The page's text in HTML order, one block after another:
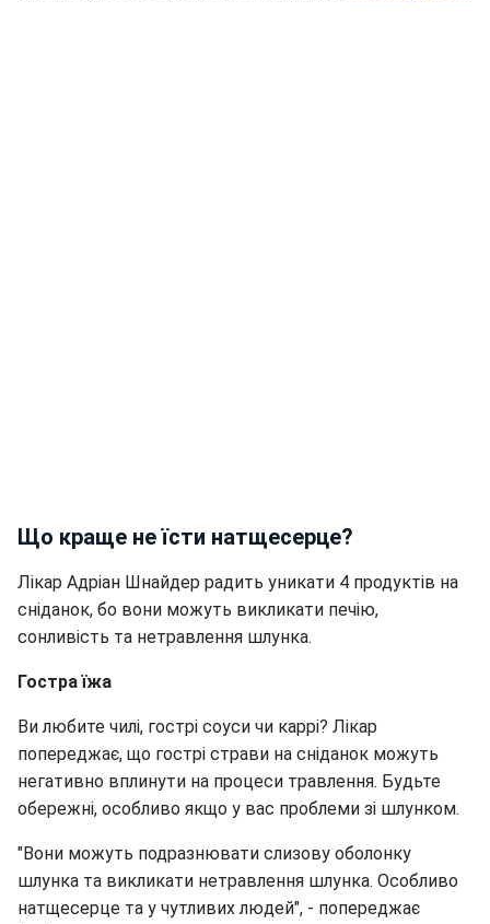
Що краще не їсти натщесерце?
Лікар Адріан Шнайдер радить уникати 4 продуктів на
сніданок, бо вони можуть викликати печію,
сонливість та нетравлення шлунка.
Гостра їжа
Ви любите чилі, гострі соуси чи каррі? Лікар
попереджає, що гострі страви на сніданок можуть
негативно вплинути на процеси травлення. Будьте
обережні, особливо якщо у вас проблеми зі шлунком.
"Вони можуть подразнювати слизову оболонку
шлунка та викликати нетравлення шлунка. Особливо
натщесерце та у чутливих людей", - попереджає